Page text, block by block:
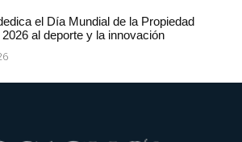
el Día Mundial de la Propiedad
al deporte y la innovación